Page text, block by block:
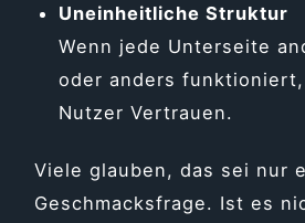
Uneinheitliche Struktur
Wenn jede Unterseite
oder anders
Nutzer Vertrauen.
Viele glauben, das sei nur
Geschmacksfrage. Ist es